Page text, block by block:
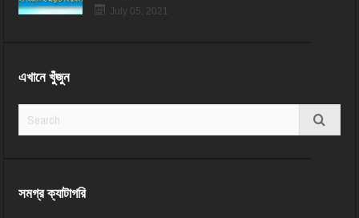
July 05, 2021
এখানে খুঁজুন
সমগ্র ক্যাটাগরি